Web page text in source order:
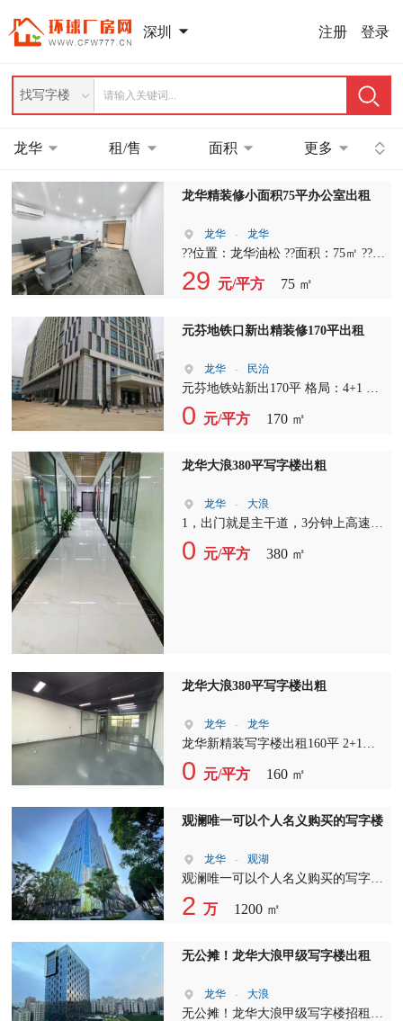
深圳 登录
注册
找写字楼
龙华 租/售 面积 更多
龙华精装修小面积75平办公室出租
龙华 - 龙华
??位置：龙华油松 ??面积：75㎡ ??格
局：1+1（独立隔间+开放办公区） ?
优势：精装交付、水电通、家私全
商直播、设计工作室、企业分公司
29 元/平方 75 ㎡
元芬地铁口新出精装修170平出租
龙华 - 民治
元芬地铁站新出170平 格局：4+1 单
价：43+5 使用率：6成 可定制装修 ?
免费停车
0 元/平方 170 ㎡
龙华大浪380平写字楼出粗
龙华 - 大浪
1，出门就是主干道，3分钟上高速，
周边配套，右转5分钟到大浪商业中
心，吃特色菜，住高档酒店，直行即
0 元/平方 380 ㎡
龙华大浪380平写字楼出粗
龙华 - 龙华
龙华新精装写字楼出租160平 2+1格
局 户型方正 双面采光，70%使用
率。 公区可坐70人左右。
0 元/平方 160 ㎡
观澜唯一可以个人名义购买的写字楼
龙华 - 观湖
观澜唯一可以个人名义购买的写字楼
地铁口现房发售 面积120平起售，整
层1000平 售价1.6-1.9万/平
2 万 1200 ㎡
无公摊！龙华大浪甲级写字楼出租
龙华 - 大浪
无公摊！龙华大浪甲级写字楼招租，